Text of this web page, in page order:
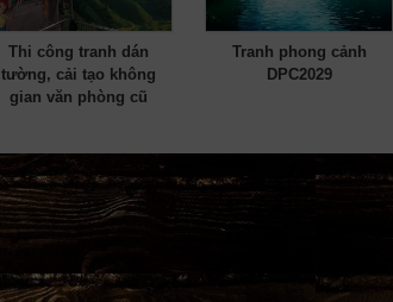
Thi công tranh dán
tường, cải tạo không
gian văn phòng cũ
Tranh phong cảnh
DPC2029